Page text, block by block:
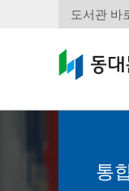
도서관 바
통